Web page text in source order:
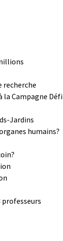
recherche
la Campagne Défi
Jardins
humains?